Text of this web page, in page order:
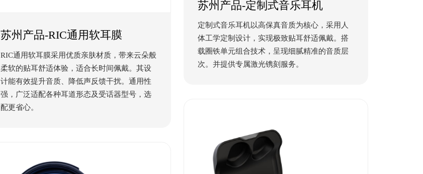
苏州产品-RIC通用软耳膜
RIC通用软耳膜采用优质亲肤材质，带来云朵般
柔软的贴耳舒适体验，适合长时间佩戴。其设
计能有效提升音质、降低声反馈干扰。通用性
强，广泛适配各种耳道形态及受话器型号，选
配更省心。
苏州产品-定制式音乐耳机
定制式音乐耳机以高保真音质为核心，采用人
体工学定制设计，实现极致贴耳舒适佩戴。搭
载圈铁单元组合技术，呈现细腻精准的音质层
次。并提供专属激光镌刻服务。